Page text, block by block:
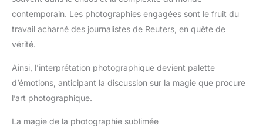
contemporain. Les photographies engagées sont le fruit du
travail acharné des journalistes de Reuters, en quête de
vérité.
Ainsi, l’interprétation photographique devient palette
d’émotions, anticipant la discussion sur la magie que procure
l’art photographique.
La magie de la photographie sublimée